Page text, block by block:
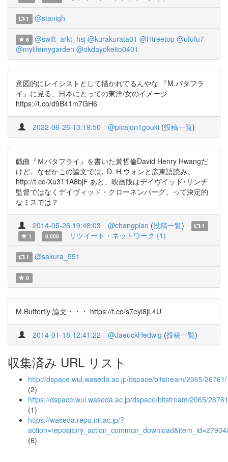
1 @stanigh
6 @swift_arkt_hsj @kurakurata01 @Htreetop @ufufu7
@mylifemygarden @okdayokeito0401
意図的にレイシストとして描かれてるんやな 『M.バタフラ
イ』に見る、日本にとっての東洋/女のイメージ
https://t.co/d9B41m7GH6
2022-06-26 13:19:50 @picajon1gouki (投稿一覧)
戯曲『Ｍバタフライ』を書いた黃哲倫David Henry Hwangだ
けど。なぜかこの論文では､ D. H.ウォンと広東語読み。
http://t.co/Xu3T1A8bjF あと、映画版はデイヴイッド･リンチ
監督ではなくデイヴィッド・クローネンバーグ。って決定的
なミスでは？
2014-05-26 19:48:03 @changpian (投稿一覧)
1
1
0.000 リツイート・ネットワーク (1)
1 @sakura_551
0
M.Butterfly 論文・・・ https://t.co/s7eyi8jL4U
2014-01-18 12:41:22 @JaeuckHedwig (投稿一覧)
収集済み URL リスト
http://dspace.wul.waseda.ac.jp/dspace/bitstream/2065/
(2)
https://dspace.wul.waseda.ac.jp/dspace/bitstream/2065/
(1)
https://waseda.repo.nii.ac.jp/?
(6)